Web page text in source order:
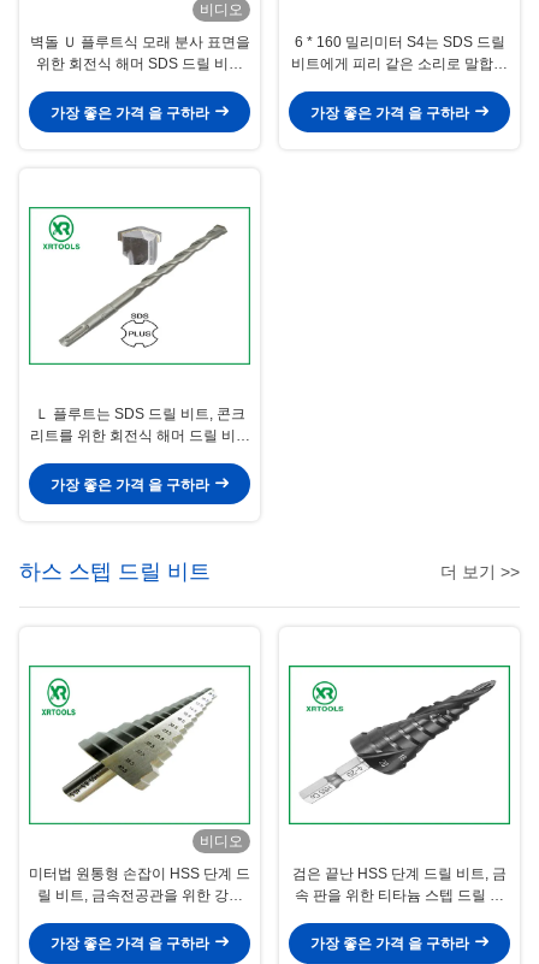
비디오
벽돌 Ｕ 플루트식 모래 분사 표면을
위한 회전식 해머 SDS 드릴 비트
가장 좋은 가격 을 구하라
6 * 160 밀리미터 S4는 SDS 드릴
비트에게 피리 같은 소리로 말합니
트를 더합니다
가장 좋은 가격 을 구하라
Ｌ 플루트는 SDS 드릴 비트, 콘크
리트를 위한 회전식 해머 드릴 비트
가장 좋은 가격 을 구하라
하스 스텝 드릴 비트 더 보기 >>
비디오
미터법 원통형 손잡이 HSS 단계 드
릴 비트, 금속전공관을 위한 강관
가장 좋은 가격 을 구하라
검은 끝난 HSS 단계 드릴 비트, 금
속 판을 위한 티타늄 스텝 드릴 비
가장 좋은 가격 을 구하라